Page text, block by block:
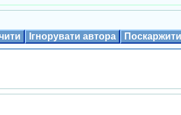
Ігнорувати автора